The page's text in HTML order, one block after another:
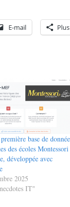
E-mail Plus
base de
des écoles Montessori
développée avec
2025
IT"